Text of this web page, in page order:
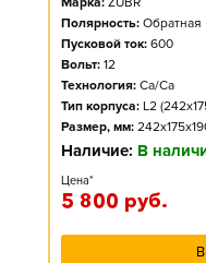
Полярность: Обратная
Пусковой ток: 600
Вольт: 12
Технология: Ca/Ca
Тип корпуса: L2
Размер, мм:
Наличие: В
Цена*
5 800 руб.